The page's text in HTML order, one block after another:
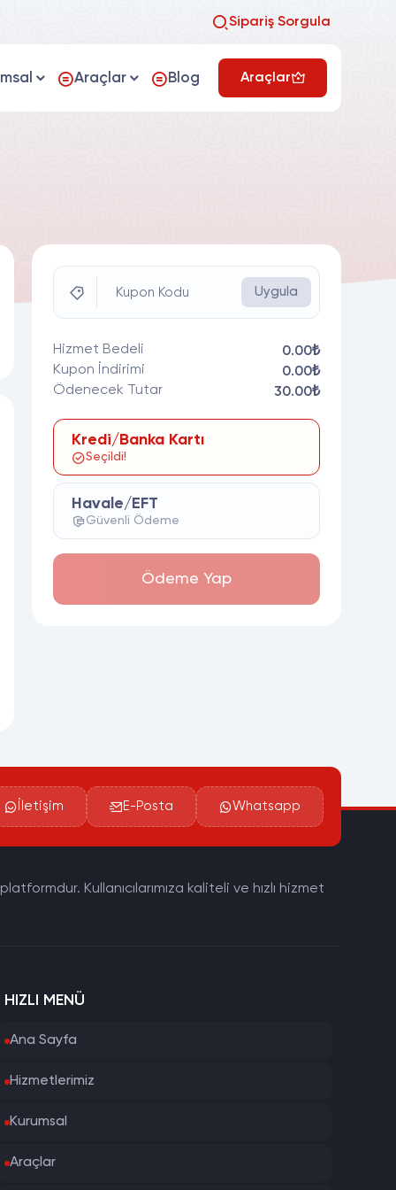
Sipariş Sorgula
Araçlar Blog Araçlar
Kupon Kodu Uygula
Hizmet Bedeli
0.00₺
Kupon İndirimi
0.00₺
Ödenecek Tutar
30.00₺
Kredi/Banka Kartı
Seçildi!
Havale/EFT
Güvenli Ödeme
Ödeme Yap
İletişim E-Posta Whatsapp
Kullanıcılarımıza kaliteli ve hızlı hizmet
HIZLI MENÜ
Ana Sayfa
Hizmetlerimiz
Kurumsal
Araçlar